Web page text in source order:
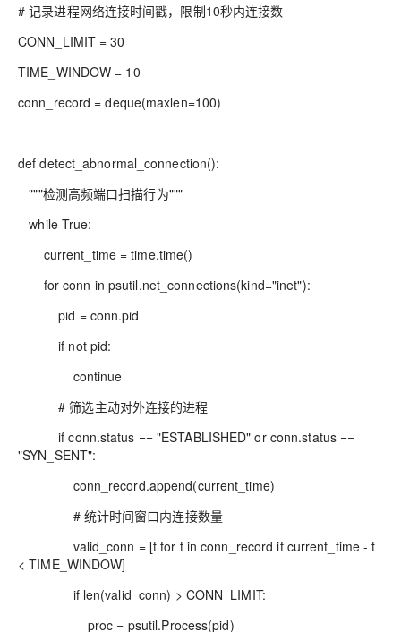
# 记录进程网络连接时间戳，限制10秒内连接数
CONN_LIMIT = 30
TIME_WINDOW = 10
conn_record = deque(maxlen=100)
def detect_abnormal_connection():
"""检测高频端口扫描行为"""
while True:
current_time = time.time()
for conn in psutil.net_connections(kind="inet"):
pid = conn.pid
if not pid:
continue
# 筛选主动对外连接的进程
if conn.status == "ESTABLISHED" or conn.status ==
"SYN_SENT":
conn_record.append(current_time)
# 统计时间窗口内连接数量
valid_conn = [t for t in conn_record if current_time - t
< TIME_WINDOW]
if len(valid_conn) > CONN_LIMIT:
proc = psutil.Process(pid)